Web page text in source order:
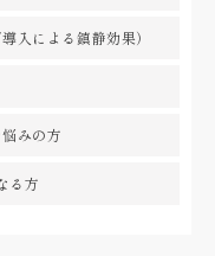
入による鎮静効果）
みの方
る方